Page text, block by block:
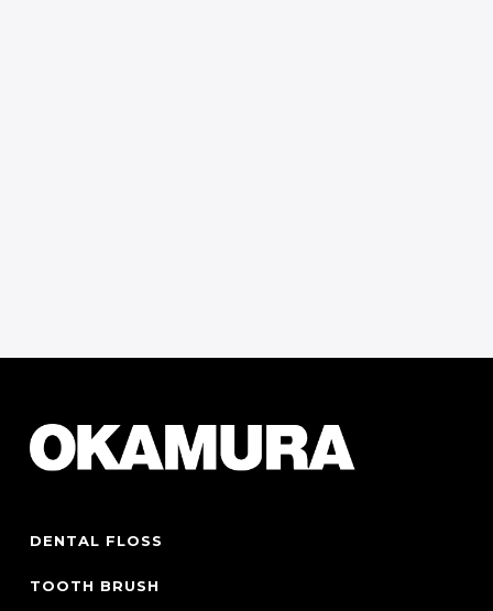
DENTAL FLOSS
TOOTH BRUSH